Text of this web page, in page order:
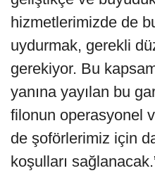
hizmetlerimizde de
uydurmak, gerekli
gerekiyor. Bu
yanına yayılan bu
filonun operasyonel
de şoförlerimiz için
koşulları